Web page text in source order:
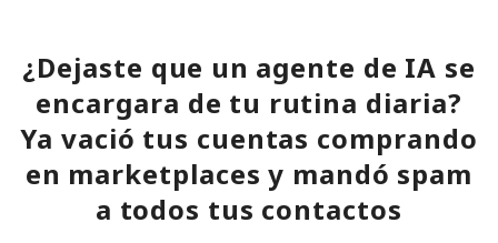
¿Dejaste que un agente de IA se
encargara de tu rutina diaria?
Ya vació tus cuentas comprando
en marketplaces y mandó spam
a todos tus contactos